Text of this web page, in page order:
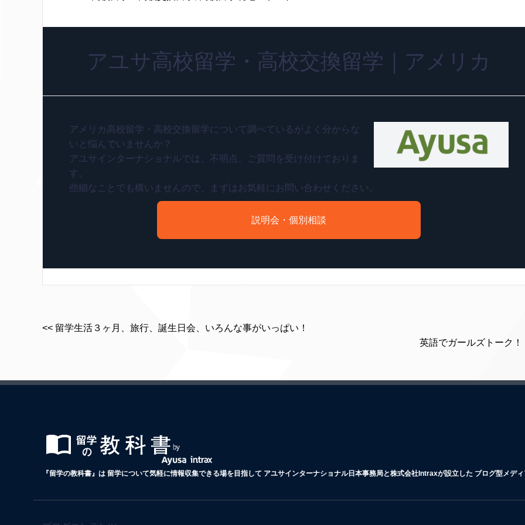
アユサ高校留学・高校交換留学｜アメリカ
アメリカ高校留学・高校交換留学について調べているがよく分からな
いと悩んでいませんか？
アユサインターナショナルでは、不明点、ご質問を受け付けておりま
す。
些細なことでも構いませんので、まずはお気軽にお問い合わせください。
説明会・個別相談
<< 留学生活３ヶ月、旅行、誕生日会、いろんな事がいっぱい！
英語でガールズトーク！
『留学の教科書』は 留学について気軽に情報収集できる場を目指して アユサインターナショナル日本事務局と株式会社Intraxが設立した ブログ型メディ